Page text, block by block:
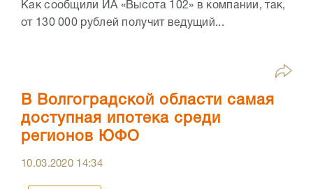
Как сообщили ИА «Высота 102» в компании, так,
от 130 000 рублей получит ведущий...
В Волгоградской области самая
доступная ипотека среди
регионов ЮФО
10.03.2020 14:34